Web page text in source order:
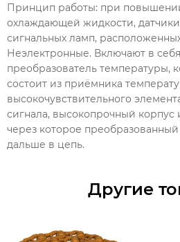
Принцип работы: при
охлаждающей жидкости,
сигнальных ламп,
Неэлектронные. Включают в
преобразователь температуры,
состоит из приёмника
высокочувствительного
сигнала, высокопрочный корпус
через которое преобразованный
дальше в цепь.
Другие